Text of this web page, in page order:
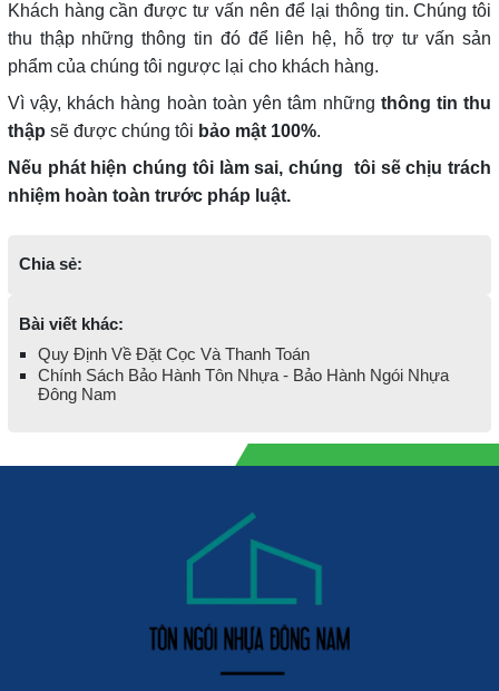
Khách hàng cần được tư vấn nên để lại thông tin. Chúng tôi
thu thập những thông tin đó để liên hệ, hỗ trợ tư vấn sản
phẩm của chúng tôi ngược lại cho khách hàng.
Vì vậy, khách hàng hoàn toàn yên tâm những thông tin thu
thập sẽ được chúng tôi bảo mật 100%.
Nếu phát hiện chúng tôi làm sai, chúng tôi sẽ chịu trách
nhiệm hoàn toàn trước pháp luật.
Chia sẻ:
Bài viết khác:
Quy Định Về Đặt Cọc Và Thanh Toán
Chính Sách Bảo Hành Tôn Nhựa - Bảo Hành Ngói Nhựa
Đông Nam